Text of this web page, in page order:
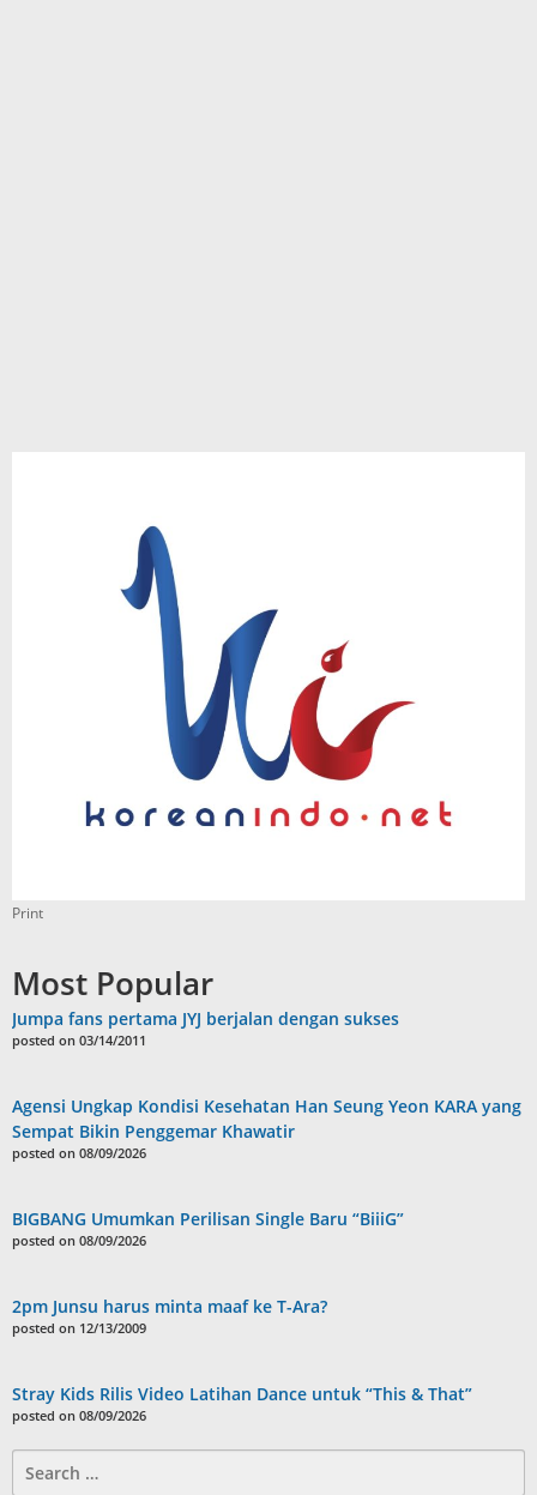
Print
Most Popular
Jumpa fans pertama JYJ berjalan dengan sukses
posted on 03/14/2011
Agensi Ungkap Kondisi Kesehatan Han Seung Yeon KARA yang
Sempat Bikin Penggemar Khawatir
posted on 08/09/2026
BIGBANG Umumkan Perilisan Single Baru “BiiiG”
posted on 08/09/2026
2pm Junsu harus minta maaf ke T-Ara?
posted on 12/13/2009
Stray Kids Rilis Video Latihan Dance untuk “This & That”
posted on 08/09/2026
for: